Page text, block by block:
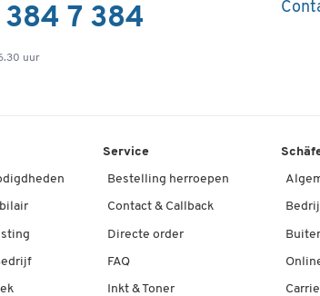
7 384
uur
Service
Bestelling herroepen
Contact & Callback
Directe order
FAQ
Inkt & Toner